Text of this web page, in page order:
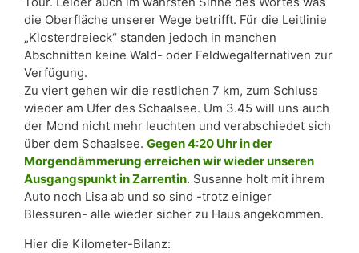
die Oberfläche unserer Wege betrifft. Für die Leitlinie
„Klosterdreieck“ standen jedoch in manchen
Abschnitten keine Wald- oder Feldwegalternativen zur
Verfügung.
Zu viert gehen wir die restlichen 7 km, zum Schluss
wieder am Ufer des Schaalsee. Um 3.45 will uns auch
der Mond nicht mehr leuchten und verabschiedet sich
über dem Schaalsee. Gegen 4:20 Uhr in der
Morgendämmerung erreichen wir wieder unseren
Ausgangspunkt in Zarrentin. Susanne holt mit ihrem
Auto noch Lisa ab und so sind -trotz einiger
Blessuren- alle wieder sicher zu Haus angekommen.
Hier die Kilometer-Bilanz: